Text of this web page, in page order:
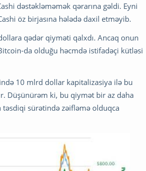
dəstəkləməmək qərarına gəldi. Eyni
öz birjasına hələdə daxil etməyib.
qədər qiyməti qalxdı. Ancaq onun
da olduğu həcmdə istifadəçi kütləsi
10 mlrd dollar kapitalizasiya ilə bu
Düşünürəm ki, bu qiymət bir az daha
sürətində zəifləmə olduqca